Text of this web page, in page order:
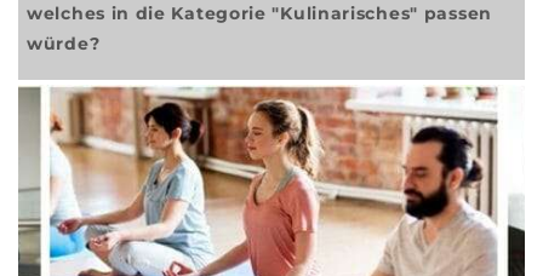
welches in die Kategorie "Kulinarisches" passen
würde?